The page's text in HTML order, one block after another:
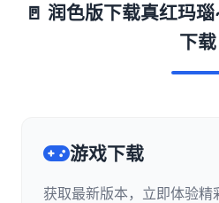
🚪 润色版下载真红玛
下载
游戏下载
获取最新版本，立即体验精